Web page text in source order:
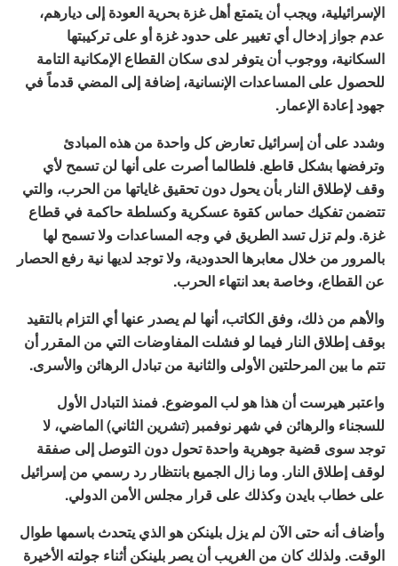
الإسرائيلية، ويجب أن يتمتع أهل غزة بحرية العودة إلى ديارهم،
عدم جواز إدخال أي تغيير على حدود غزة أو على تركيبتها
السكانية، ووجوب أن يتوفر لدى سكان القطاع الإمكانية التامة
للحصول على المساعدات الإنسانية، إضافة إلى المضي قدماً في
جهود إعادة الإعمار.
وشدد على أن إسرائيل تعارض كل واحدة من هذه المبادئ
وترفضها بشكل قاطع. فلطالما أصرت على أنها لن تسمح لأي
وقف لإطلاق النار بأن يحول دون تحقيق غاياتها من الحرب، والتي
تتضمن تفكيك حماس كقوة عسكرية وكسلطة حاكمة في قطاع
غزة. ولم تزل تسد الطريق في وجه المساعدات ولا تسمح لها
بالمرور من خلال معابرها الحدودية، ولا توجد لديها نية رفع الحصار
عن القطاع، وخاصة بعد انتهاء الحرب.
والأهم من ذلك، وفق الكاتب، أنها لم يصدر عنها أي التزام بالتقيد
بوقف إطلاق النار فيما لو فشلت المفاوضات التي من المقرر أن
تتم ما بين المرحلتين الأولى والثانية من تبادل الرهائن والأسرى.
واعتبر هيرست أن هذا هو لب الموضوع. فمنذ التبادل الأول
للسجناء والرهائن في شهر نوفمبر (تشرين الثاني) الماضي، لا
توجد سوى قضية جوهرية واحدة تحول دون التوصل إلى صفقة
لوقف إطلاق النار. وما زال الجميع بانتظار رد رسمي من إسرائيل
على خطاب بايدن وكذلك على قرار مجلس الأمن الدولي.
وأضاف أنه حتى الآن لم يزل بلينكن هو الذي يتحدث باسمها طوال
الوقت. ولذلك كان من الغريب أن يصر بلينكن أثناء جولته الأخيرة